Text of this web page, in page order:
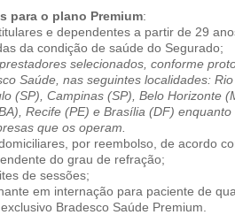
para o plano Premium:
e dependentes a partir de 29
da condição de saúde do Segurado;
selecionados, conforme
Saúde, nas seguintes localidades:
(SP), Campinas (SP), Belo Horizonte
Recife (PE) e Brasília (DF)
que os operam.
por reembolso, de acordo
do grau de refração;
de sessões;
em internação para paciente de
Bradesco Saúde Premium.